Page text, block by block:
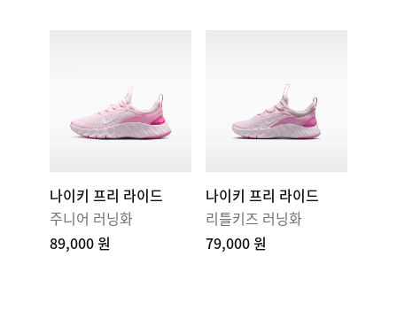
나이키 프리 라이드
주니어 러닝화
89,000 원
나이키 프리 라이드
리틀키즈 러닝화
79,000 원